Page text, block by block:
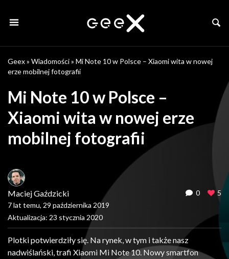
Geex» Wiadomości» Mi Note 10 w Polsce – Xiaomi wita w nowej
erze mobilnej fotografii
Mi Note 10 w Polsce –
Xiaomi wita w nowej erze
mobilnej fotografii
Maciej Gaździcki
7 lat temu, 29 października 2019
Aktualizacja: 23 stycznia 2020
0 5
Plotki potwierdziły się. Na rynek, w tym i także nasz
nadwiślański, trafi Xiaomi Mi Note 10. Nowy smartfon